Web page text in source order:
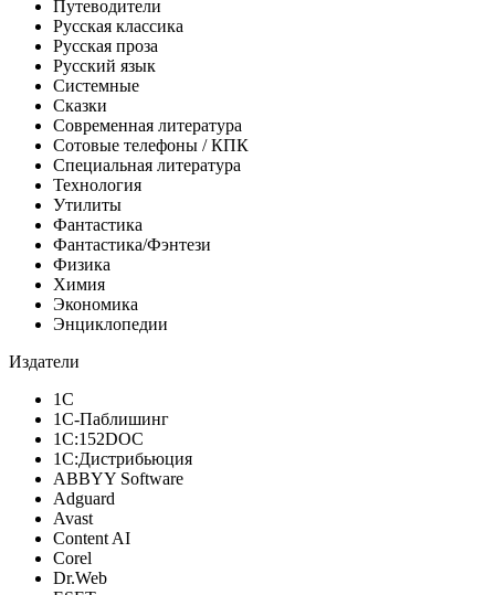
Путеводители
Русская классика
Русская проза
Русский язык
Системные
Сказки
Современная литература
Сотовые телефоны / КПК
Специальная литература
Технология
Утилиты
Фантастика
Фантастика/Фэнтези
Физика
Химия
Экономика
Энциклопедии
Издатели
1С
1С-Паблишинг
1С:152DOC
1С:Дистрибьюция
ABBYY Software
Adguard
Avast
Content AI
Corel
Dr.Web